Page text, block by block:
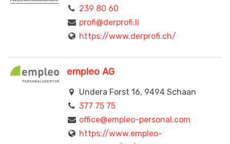
239 80 60
profi@derprofi.li
https://www.derprofi.ch/
empleo AG
Undera Forst 16, 9494 Schaan
377 75 75
office@empleo-personal.com
https://www.empleo-